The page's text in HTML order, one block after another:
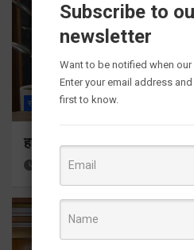
राज्य ALL देहरादून
हर घर तिरंगा अभियान को जन-
15 hours ago
Subscribe to
newsletter
Want to be notified when
Enter your email address
first to know.